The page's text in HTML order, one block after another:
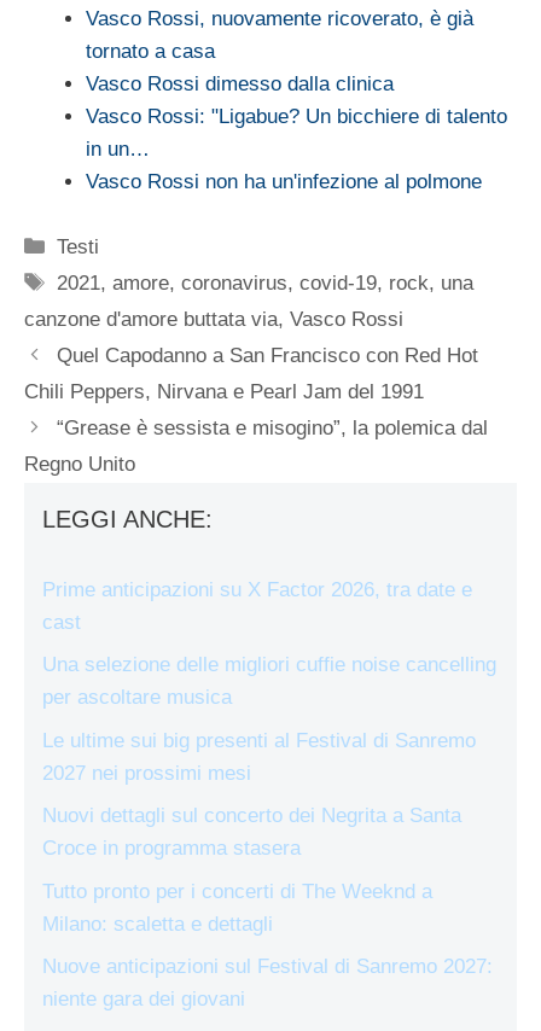
Vasco Rossi, nuovamente ricoverato, è già
tornato a casa
Vasco Rossi dimesso dalla clinica
Vasco Rossi: "Ligabue? Un bicchiere di talento
in un…
Vasco Rossi non ha un'infezione al polmone
Categorie
Testi
Tag
2021,amore,coronavirus,covid-19, rock, una
canzone d'amore buttata via, Vasco Rossi
Quel Capodanno a San Francisco con Red Hot
Chili Peppers, Nirvana e Pearl Jam del 1991
“Grease è sessista e misogino”, la polemica dal
Regno Unito
LEGGI ANCHE:
Prime anticipazioni su X Factor 2026, tra date e
cast
Una selezione delle migliori cuffie noise cancelling
per ascoltare musica
Le ultime sui big presenti al Festival di Sanremo
2027 nei prossimi mesi
Nuovi dettagli sul concerto dei Negrita a Santa
Croce in programma stasera
Tutto pronto per i concerti di The Weeknd a
Milano: scaletta e dettagli
Nuove anticipazioni sul Festival di Sanremo 2027:
niente gara dei giovani